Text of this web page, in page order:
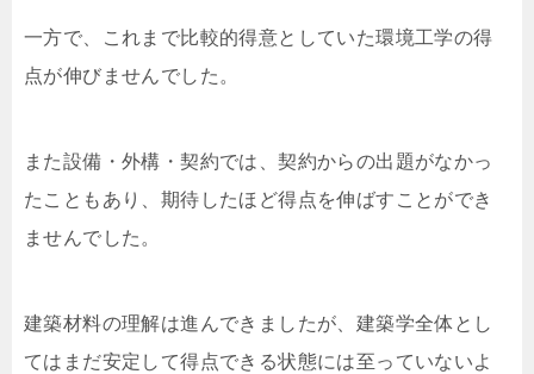
一方で、これまで比較的得意としていた環境工学の得
点が伸びませんでした。
また設備・外構・契約では、契約からの出題がなかっ
たこともあり、期待したほど得点を伸ばすことができ
ませんでした。
建築材料の理解は進んできましたが、建築学全体とし
てはまだ安定して得点できる状態には至っていないよ